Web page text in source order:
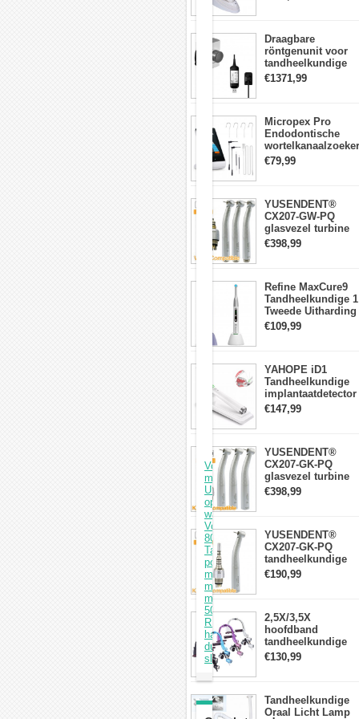
lichtmeter 2000
Draagbare
röntgenunit voor
tandheelkundige
apparatuur met
hoge frequentie +
€1371,99
Micropex Pro
Endodontische
wortelkanaalzoeker
Apex Locator voor
€79,99
YUSENDENT®
CX207-GW-PQ
glasvezel turbine
handstuk W&H
compatibel
€398,99
Refine MaxCure9
Tandheelkundige 1
Tweede Uitharding
LED-
uithardingslamp
€109,99
YAHOPE iD1
Tandheelkundige
implantaatdetector
implantaatlocator
slimme
€147,99
YUSENDENT®
CX207-GK-PQ
glasvezel turbine
handstuk KAVO-
compatibel
x3)
€398,99
YUSENDENT®
CX207-GK-PQ
tandheelkundige
turbine-handstuk
compatibel met
€190,99
2,5X/3,5X
hoofdband
tandheelkundige
verrekijkerloepen
met 5W LED-
€130,99
Tandheelkundige
Oraal Licht Lamp
Orthodontische
beugels
Luchtpolijsten
na
ultrasoon
schalen
Voorbereiding
voor
verlijmen
van
orthodontische
brackets
en
het
plaatsen
van
retoraties
Tandimplantaat
en
abutment
scaling
Tougue
gehemelte
reiniging
Vorige: Draagbare
monddouche
USB
oplaadbaar
waterdicht
Volgende: YJD-
800
Tandborstelloze
polijstmachine
met
micromotor
met
50K
RPM
handstuk
dubbel
slot